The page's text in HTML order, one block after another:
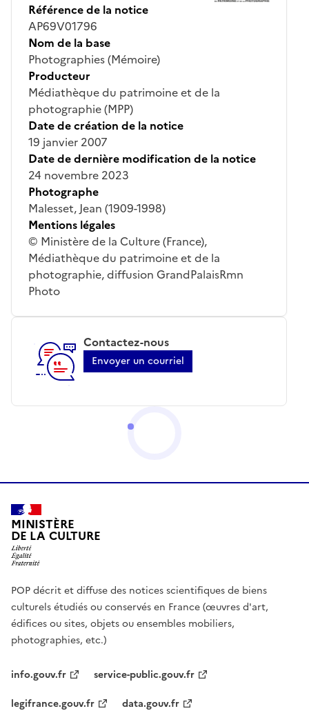
Référence de la notice
AP69V01796
Nom de la base
Photographies (Mémoire)
Producteur
Médiathèque du patrimoine et de la
photographie (MPP)
Date de création de la notice
19 janvier 2007
Date de dernière modification de la notice
24 novembre 2023
Photographe
Malesset, Jean (1909-1998)
Mentions légales
© Ministère de la Culture (France),
Médiathèque du patrimoine et de la
photographie, diffusion GrandPalaisRmn
Photo
Contactez-nous
Envoyer un courriel
MINISTÈRE
DE LA CULTURE
POP décrit et diffuse des notices scientifiques de biens
culturels étudiés ou conservés en France (œuvres d'art,
édifices ou sites, objets ou ensembles mobiliers,
photographies, etc.)
info.gouv.fr
service-public.gouv.fr
legifrance.gouv.fr
data.gouv.fr